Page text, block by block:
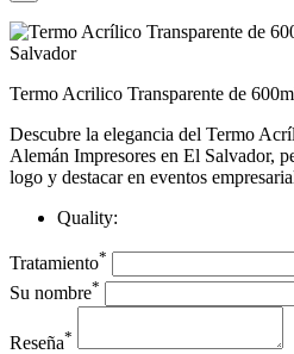
Termo Acrilico Transparente de
Descubre la elegancia del Termo
Alemán Impresores en El Salvador,
logo y destacar en eventos
Quality:
Tratamiento*
Su nombre*
Reseña*